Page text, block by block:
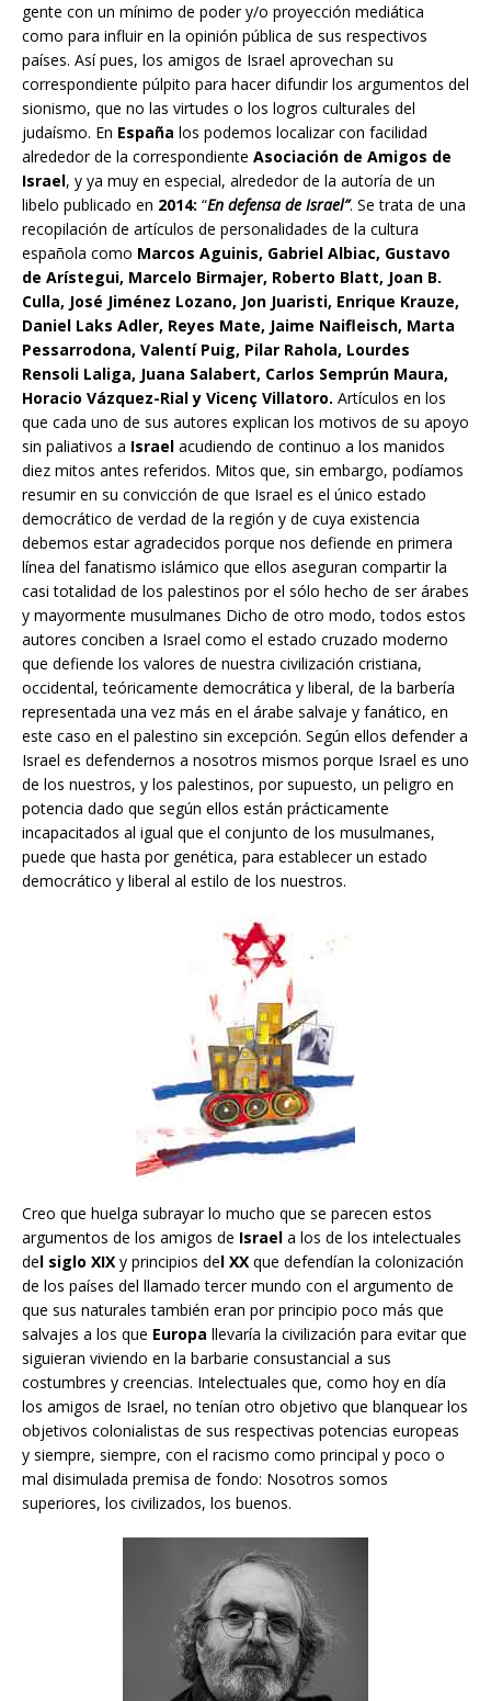
gente con un mínimo de poder y/o proyección mediática
como para influir en la opinión pública de sus respectivos
países. Así pues, los amigos de Israel aprovechan su
correspondiente púlpito para hacer difundir los argumentos del
sionismo, que no las virtudes o los logros culturales del
judaísmo. En España los podemos localizar con facilidad
alrededor de la correspondiente Asociación de Amigos de
Israel, y ya muy en especial, alrededor de la autoría de un
libelo publicado en 2014: “En defensa de Israel”. Se trata de una
recopilación de artículos de personalidades de la cultura
española como Marcos Aguinis, Gabriel Albiac, Gustavo
de Arístegui, Marcelo Birmajer, Roberto Blatt, Joan B.
Culla, José Jiménez Lozano, Jon Juaristi, Enrique Krauze,
Daniel Laks Adler, Reyes Mate, Jaime Naifleisch, Marta
Pessarrodona, Valentí Puig, Pilar Rahola, Lourdes
Rensoli Laliga, Juana Salabert, Carlos Semprún Maura,
Horacio Vázquez-Rial y Vicenç Villatoro. Artículos en los
que cada uno de sus autores explican los motivos de su apoyo
sin paliativos a Israel acudiendo de continuo a los manidos
diez mitos antes referidos. Mitos que, sin embargo, podíamos
resumir en su convicción de que Israel es el único estado
democrático de verdad de la región y de cuya existencia
debemos estar agradecidos porque nos defiende en primera
línea del fanatismo islámico que ellos aseguran compartir la
casi totalidad de los palestinos por el sólo hecho de ser árabes
y mayormente musulmanes Dicho de otro modo, todos estos
autores conciben a Israel como el estado cruzado moderno
que defiende los valores de nuestra civilización cristiana,
occidental, teóricamente democrática y liberal, de la barbería
representada una vez más en el árabe salvaje y fanático, en
este caso en el palestino sin excepción. Según ellos defender a
Israel es defendernos a nosotros mismos porque Israel es uno
de los nuestros, y los palestinos, por supuesto, un peligro en
potencia dado que según ellos están prácticamente
incapacitados al igual que el conjunto de los musulmanes,
puede que hasta por genética, para establecer un estado
democrático y liberal al estilo de los nuestros.
Creo que huelga subrayar lo mucho que se parecen estos
argumentos de los amigos de Israel a los de los intelectuales
del siglo XIX y principios del XX que defendían la colonización
de los países del llamado tercer mundo con el argumento de
que sus naturales también eran por principio poco más que
salvajes a los que Europa llevaría la civilización para evitar que
siguieran viviendo en la barbarie consustancial a sus
costumbres y creencias. Intelectuales que, como hoy en día
los amigos de Israel, no tenían otro objetivo que blanquear los
objetivos colonialistas de sus respectivas potencias europeas
y siempre, siempre, con el racismo como principal y poco o
mal disimulada premisa de fondo: Nosotros somos
superiores, los civilizados, los buenos.